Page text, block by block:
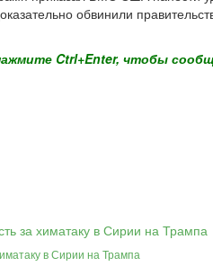
обвинили
Ctrl+Enter, чтобы
в Сирии на Трампа